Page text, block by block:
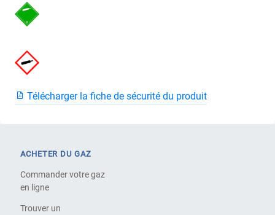
Télécharger la fiche de sécurité du produit
ACHETER DU GAZ
Commander votre gaz
en ligne
Trouver un